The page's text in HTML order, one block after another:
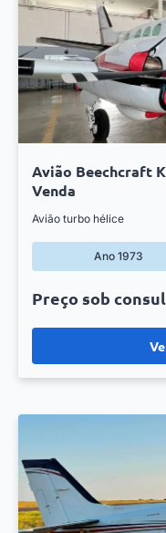
Avião Beechcraft
Venda
Avião turbo hélice
Ano 1973
Preço sob